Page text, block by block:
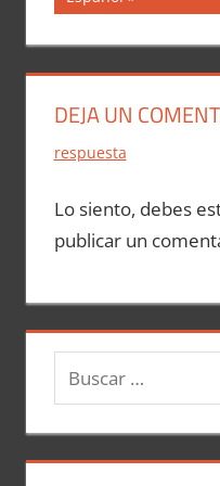
DEJA UN
respuesta
Lo siento, debes
publicar un
u
s
c